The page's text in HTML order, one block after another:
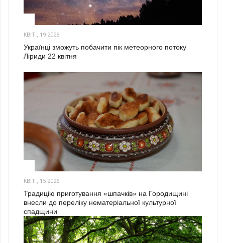
КВІТ., 19 2026
Українці зможуть побачити пік метеорного потоку
Ліриди 22 квітня
КВІТ., 15 2026
Традицію приготування «шпачків» на Городищині
внесли до переліку нематеріальної культурної
спадщини